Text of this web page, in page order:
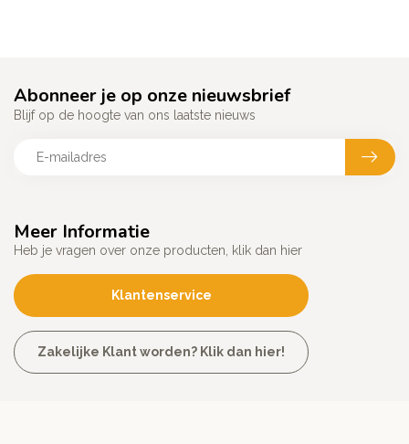
Meer Informatie
Heb je vragen over onze producten, klik dan hier
Klantenservice
Zakelijke Klant worden? Klik dan hier!
Abonneer je op onze nieuwsbrief
Blijf op de hoogte van ons laatste nieuws